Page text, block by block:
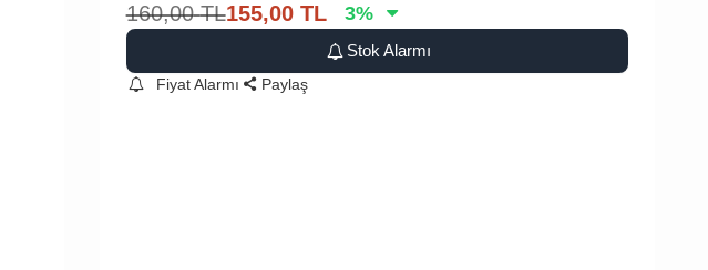
160,00 TL155,00 TL 3%
Stok Alarmı
Fiyat Alarmı Paylaş